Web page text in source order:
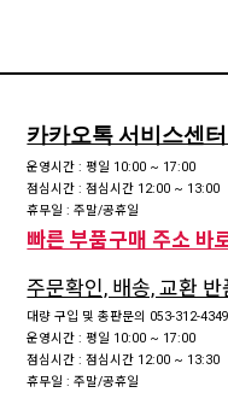
카카오톡 서비스센
운영시간 : 평일 10:00 ~ 17:00
점심시간 : 점심시간 12:00 ~ 13:00
휴무일 : 주말/공휴일
빠른 부품구매 주소 바
주문확인, 배송, 교환
대량 구입 및 총판문의 053-312-4349
운영시간 : 평일 10:00 ~ 17:00
점심시간 : 점심시간 12:00 ~ 13:30
휴무일 : 주말/공휴일